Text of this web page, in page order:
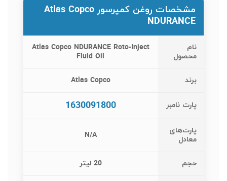
مشخصات روغن کمپرسور Atlas Copco
NDURANCE
نام
محصول
Atlas Copco NDURANCE Roto-Inject
Fluid Oil
برند Atlas Copco
پارت نامبر 1630091800
پارت‌های
معادل
N/A
حجم 20 لیتر